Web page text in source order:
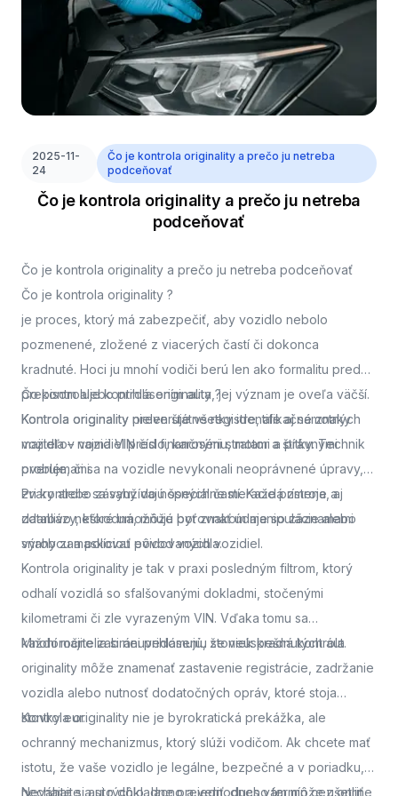
2025-11-
24
Čo je kontrola originality a prečo ju netreba
podceňovať
Čo je kontrola originality a prečo ju netreba
podceňovať
Čo je kontrola originality a prečo ju netreba podceňovať
Čo je kontrola originality ?
je proces, ktorý má zabezpečiť, aby vozidlo nebolo
pozmenené, zložené z viacerých častí či dokonca
kradnuté. Hoci ju mnohí vodiči berú len ako formalitu pred
prepisom alebo prihlásením auta, jej význam je oveľa väčší.
Kontrola originality nielen štátne registre, ale aj samotných
majiteľov vozidiel pred finančnými stratami a právnymi
problémami.
Čo kontroluje kontrola originality ?
Kontrola originality preveruje všetky identifikačné znaky
vozidla – najmä VIN číslo, karosériu, motor a štítky. Technik
overuje, či sa na vozidle nevykonali neoprávnené úpravy,
zvary alebo zásahy do nosných častí. Každá zmena, aj
zdanlivo neškodná, môže byť znakom manipulácie alebo
snahy zamaskovať pôvod vozidla.
Pri kontrole sa využívajú špeciálne meracie prístroje a
databázy, ktoré umožňujú porovnať údaje so záznamami
výrobcu a políciou evidovaných vozidiel.
Kontrola originality je tak v praxi posledným filtrom, ktorý
odhalí vozidlá so sfalšovanými dokladmi, stočenými
kilometrami či zle vyrazeným VIN. Vďaka tomu sa
každoročne zabráni prihláseniu stoviek kradnutých áut.
Mnohí majitelia si neuvedomujú, že neúspešná kontrola
originality môže znamenať zastavenie registrácie, zadržanie
vozidla alebo nutnosť dodatočných opráv, ktoré stoja
stovky eur.
Kontrola originality nie je byrokratická prekážka, ale
ochranný mechanizmus, ktorý slúži vodičom. Ak chcete mať
istotu, že vaše vozidlo je legálne, bezpečné a v poriadku,
nechajte si auto dôkladne preveriť.dnes vám môže ušetriť
Neváhajte asi rýchlo, lacno a jednoducho termín cez online